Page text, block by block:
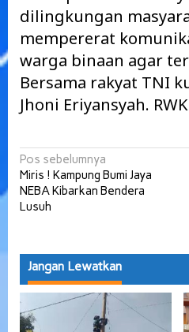
dilingkungan
mempererat
warga binaan agar
Bersama rakyat TNI
Jhoni Eriyansyah.
Navigasi
pos
Pos sebelumnya
Miris ! Kampung Bumi Jaya
NEBA Kibarkan Bendera
Lusuh
Jangan Lewatkan